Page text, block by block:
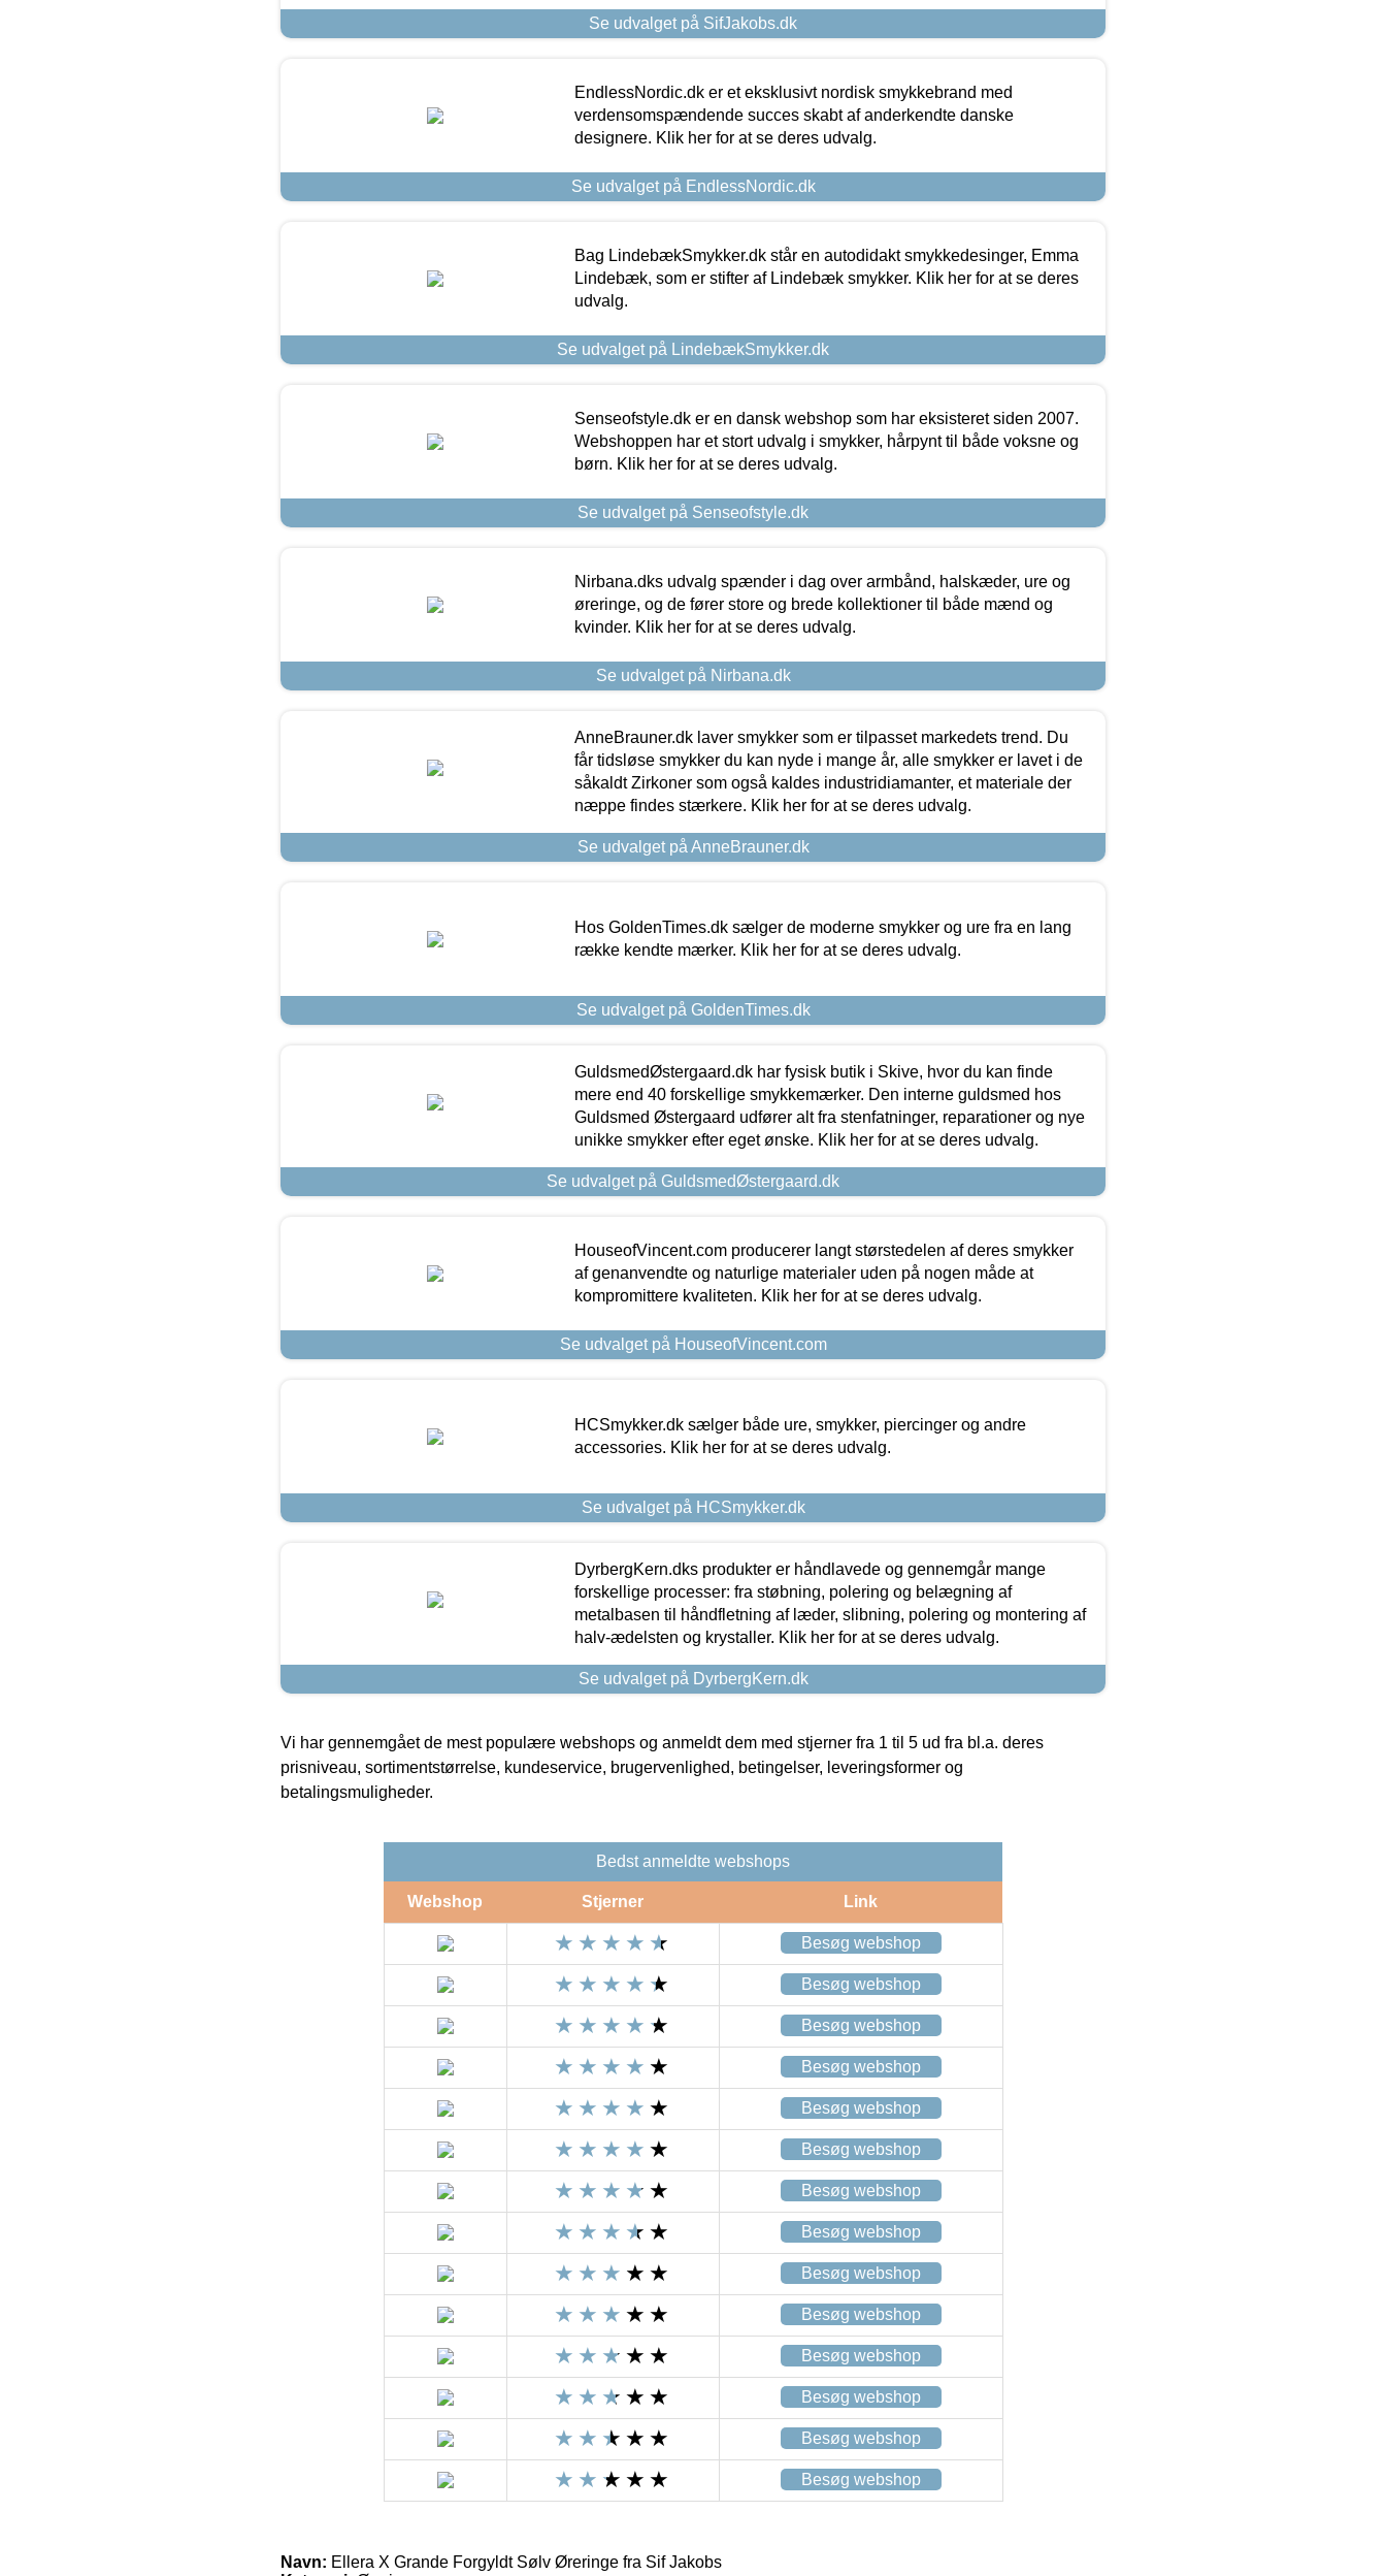
Se udvalget på SifJakobs.dk
EndlessNordic.dk er et eksklusivt nordisk smykkebrand med
verdensomspændende succes skabt af anderkendte danske
designere. Klik her for at se deres udvalg.
Se udvalget på EndlessNordic.dk
Bag LindebækSmykker.dk står en autodidakt smykkedesinger, Emma
Lindebæk, som er stifter af Lindebæk smykker. Klik her for at se deres
udvalg.
Se udvalget på LindebækSmykker.dk
Senseofstyle.dk er en dansk webshop som har eksisteret siden 2007.
Webshoppen har et stort udvalg i smykker, hårpynt til både voksne og
børn. Klik her for at se deres udvalg.
Se udvalget på Senseofstyle.dk
Nirbana.dks udvalg spænder i dag over armbånd, halskæder, ure og
øreringe, og de fører store og brede kollektioner til både mænd og
kvinder. Klik her for at se deres udvalg.
Se udvalget på Nirbana.dk
AnneBrauner.dk laver smykker som er tilpasset markedets trend. Du
får tidsløse smykker du kan nyde i mange år, alle smykker er lavet i de
såkaldt Zirkoner som også kaldes industridiamanter, et materiale der
næppe findes stærkere. Klik her for at se deres udvalg.
Se udvalget på AnneBrauner.dk
Hos GoldenTimes.dk sælger de moderne smykker og ure fra en lang
række kendte mærker. Klik her for at se deres udvalg.
Se udvalget på GoldenTimes.dk
GuldsmedØstergaard.dk har fysisk butik i Skive, hvor du kan finde
mere end 40 forskellige smykkemærker. Den interne guldsmed hos
Guldsmed Østergaard udfører alt fra stenfatninger, reparationer og nye
unikke smykker efter eget ønske. Klik her for at se deres udvalg.
Se udvalget på GuldsmedØstergaard.dk
HouseofVincent.com producerer langt størstedelen af deres smykker
af genanvendte og naturlige materialer uden på nogen måde at
kompromittere kvaliteten. Klik her for at se deres udvalg.
Se udvalget på HouseofVincent.com
HCSmykker.dk sælger både ure, smykker, piercinger og andre
accessories. Klik her for at se deres udvalg.
Se udvalget på HCSmykker.dk
DyrbergKern.dks produkter er håndlavede og gennemgår mange
forskellige processer: fra støbning, polering og belægning af
metalbasen til håndfletning af læder, slibning, polering og montering af
halv-ædelsten og krystaller. Klik her for at se deres udvalg.
Se udvalget på DyrbergKern.dk
Vi har gennemgået de mest populære webshops og anmeldt dem med stjerner fra 1 til 5 ud fra bl.a. deres
prisniveau, sortimentstørrelse, kundeservice, brugervenlighed, betingelser, leveringsformer og
betalingsmuligheder.
Bedst anmeldte webshops
Webshop Stjerner Link
Besøg webshop
Besøg webshop
Besøg webshop
Besøg webshop
Besøg webshop
Besøg webshop
Besøg webshop
Besøg webshop
Besøg webshop
Besøg webshop
Besøg webshop
Besøg webshop
Besøg webshop
Besøg webshop
Navn: Ellera X Grande Forgyldt Sølv Øreringe fra Sif Jakobs